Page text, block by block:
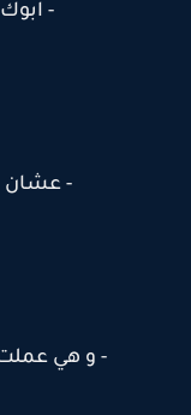
- ابوك
- عشان
- و هي عملت